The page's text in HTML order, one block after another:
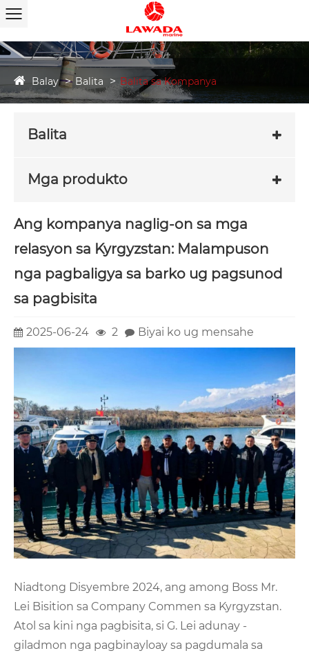
Balay Balita Balita sa Kompanya
Balita
Mga produkto
Ang kompanya naglig-on sa mga
relasyon sa Kyrgyzstan: Malampuson
nga pagbaligya sa barko ug pagsunod
sa pagbisita
2025-06-24 2 Biyai ko ug mensahe
Niadtong Disyembre 2024, ang among Boss Mr.
Lei Bisition sa Company Commen sa Kyrgyzstan.
Atol sa kini nga pagbisita, si G. Lei adunay -
giladmon nga pagbinayloay sa pagdumala sa